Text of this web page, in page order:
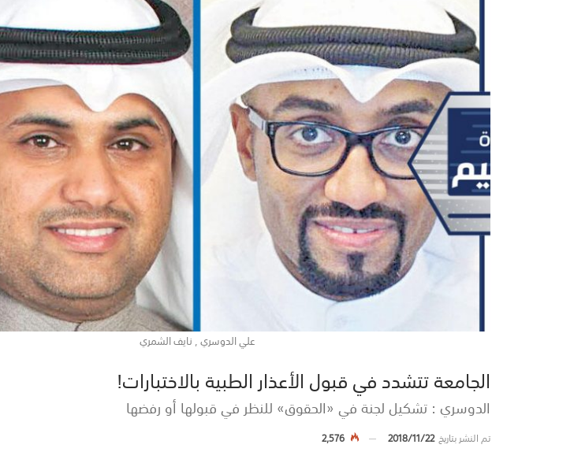
علي الدوسري , نايف الشمري
الجامعة تتشدد في قبول الأعذار الطبية بالاختبارات!
الدوسري : تشكيل لجنة في «الحقوق» للنظر في قبولها أو رفضها
تم النشر بتاريخ2018/11/22
2,576